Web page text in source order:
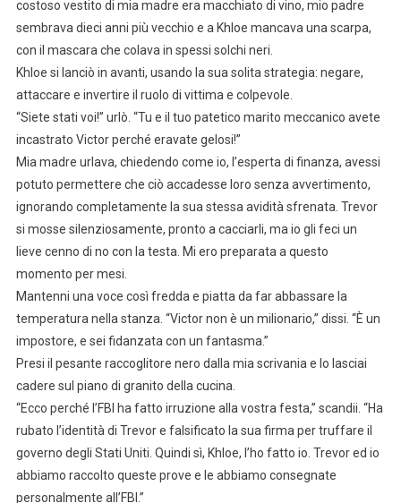
costoso vestito di mia madre era macchiato di vino, mio padre
sembrava dieci anni più vecchio e a Khloe mancava una scarpa,
con il mascara che colava in spessi solchi neri.
Khloe si lanciò in avanti, usando la sua solita strategia: negare,
attaccare e invertire il ruolo di vittima e colpevole.
“Siete stati voi!” urlò. “Tu e il tuo patetico marito meccanico avete
incastrato Victor perché eravate gelosi!”
Mia madre urlava, chiedendo come io, l’esperta di finanza, avessi
potuto permettere che ciò accadesse loro senza avvertimento,
ignorando completamente la sua stessa avidità sfrenata. Trevor
si mosse silenziosamente, pronto a cacciarli, ma io gli feci un
lieve cenno di no con la testa. Mi ero preparata a questo
momento per mesi.
Mantenni una voce così fredda e piatta da far abbassare la
temperatura nella stanza. “Victor non è un milionario,” dissi. “È un
impostore, e sei fidanzata con un fantasma.”
Presi il pesante raccoglitore nero dalla mia scrivania e lo lasciai
cadere sul piano di granito della cucina.
“Ecco perché l’FBI ha fatto irruzione alla vostra festa,” scandii. “Ha
rubato l’identità di Trevor e falsificato la sua firma per truffare il
governo degli Stati Uniti. Quindi sì, Khloe, l’ho fatto io. Trevor ed io
abbiamo raccolto queste prove e le abbiamo consegnate
personalmente all’FBI.”